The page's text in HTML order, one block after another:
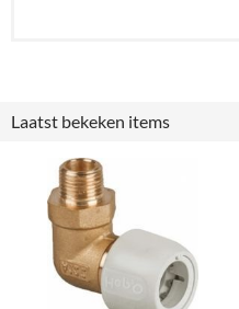
Laatst bekeken items